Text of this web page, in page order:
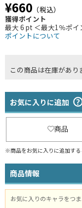
¥660 （税込）
獲得ポイント
最大 6 pt ＜最大1％ポイ
ポイントについて
この商品は在庫があり
お気に入りに追加
商品
※商品をお気に入りに追加する
商品情報
お気に入りのキャラをつ